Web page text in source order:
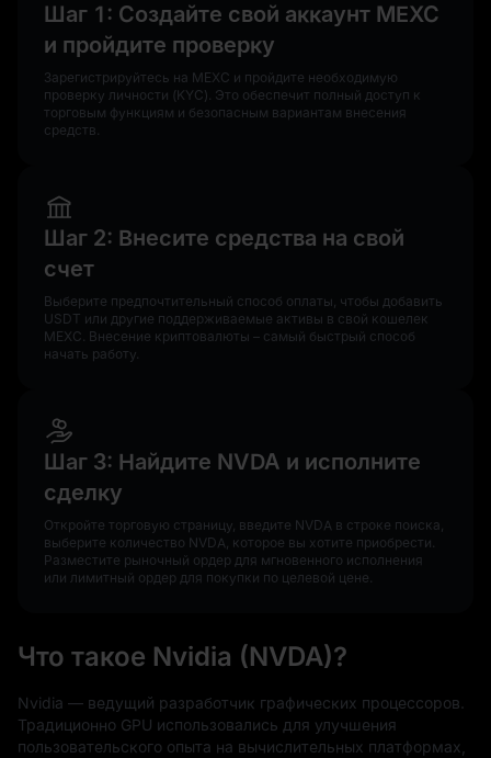
Шаг 1: Создайте свой аккаунт MEXC
и пройдите проверку
Зарегистрируйтесь на MEXC и пройдите необходимую
проверку личности (KYC). Это обеспечит полный доступ к
торговым функциям и безопасным вариантам внесения
средств.
Шаг 2: Внесите средства на свой
счет
Выберите предпочтительный способ оплаты, чтобы добавить
USDT или другие поддерживаемые активы в свой кошелек
MEXC. Внесение криптовалюты – самый быстрый способ
начать работу.
Шаг 3: Найдите NVDA и исполните
сделку
Откройте торговую страницу, введите NVDA в строке поиска,
выберите количество NVDA, которое вы хотите приобрести.
Разместите рыночный ордер для мгновенного исполнения
или лимитный ордер для покупки по целевой цене.
Что такое Nvidia (NVDA)?
Nvidia — ведущий разработчик графических процессоров.
Традиционно GPU использовались для улучшения
пользовательского опыта на вычислительных платформах,